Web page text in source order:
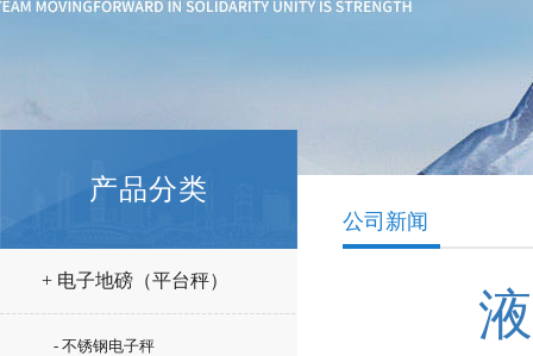
产品分类
+ 电子地磅（平台秤）
- 不锈钢电子秤
公司新闻